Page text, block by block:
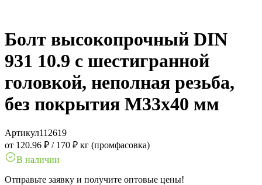
Болт высокопрочный DIN
931 10.9 с шестигранной
головкой, неполная резьба,
без покрытия M33x40 мм
Артикул112619
от 120.96 ₽ / 170 ₽ кг (промфасовка)
В наличии
Отправьте заявку и получите оптовые цены!